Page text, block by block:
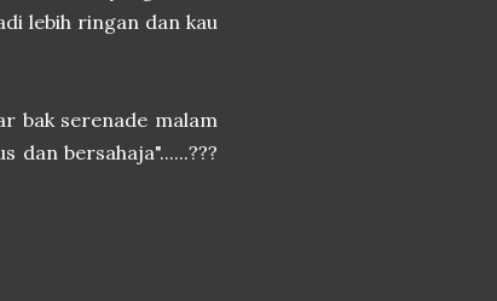
lebih ringan dan kau
bak serenade malam
dan bersahaja"......???